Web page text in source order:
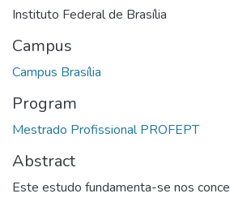
Instituto Federal de Brasília
Campus
Campus Brasília
Program
Mestrado Profissional PROFEPT
Abstract
Este estudo fundamenta-se nos